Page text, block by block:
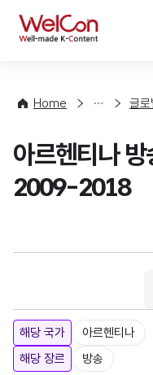
WelCon
Home
향
계
글로
아르헨티나
2009-2018
해당 국가
아르헨티나
해당 장르
방송